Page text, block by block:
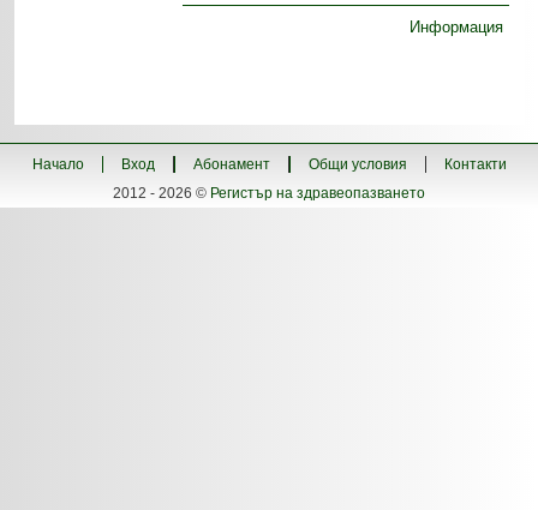
Информация
Начало Вход Абонамент Общи условия
Контакти
2012 - 2026 © Регистър на здравеопазването